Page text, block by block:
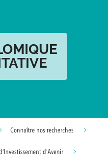
Connaître nos recherches
d'Avenir